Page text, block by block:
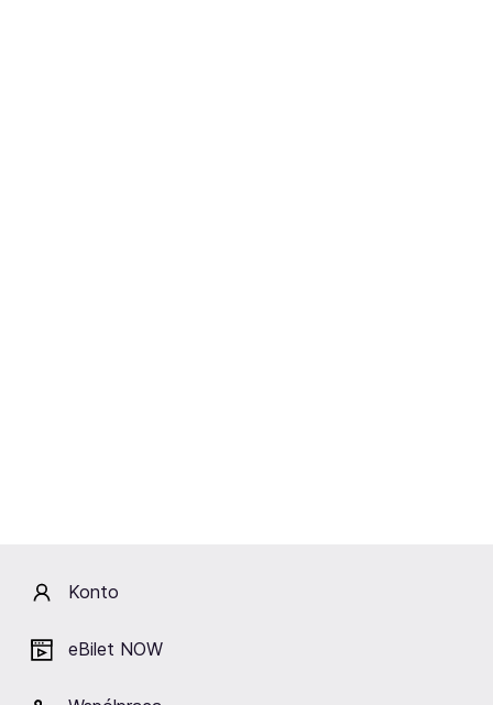
Konto
eBilet NOW
wolności.